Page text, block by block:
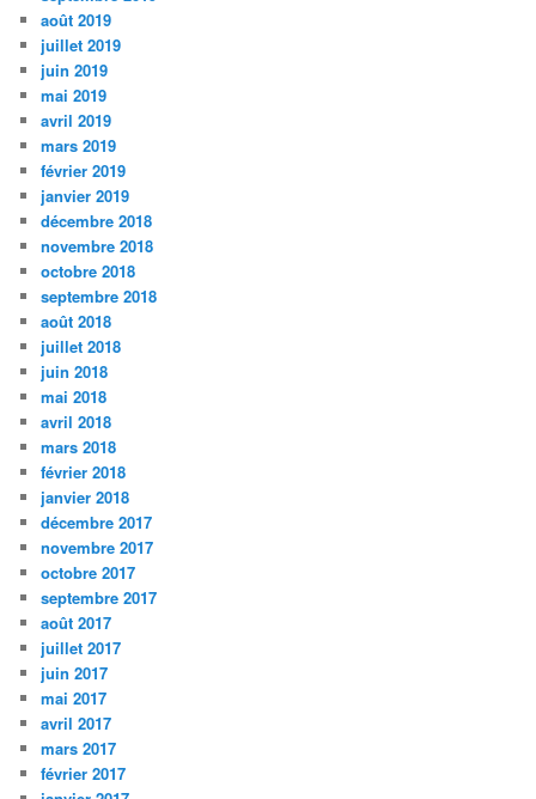
août 2019
juillet 2019
juin 2019
mai 2019
avril 2019
mars 2019
février 2019
janvier 2019
décembre 2018
novembre 2018
octobre 2018
septembre 2018
août 2018
juillet 2018
juin 2018
mai 2018
avril 2018
mars 2018
février 2018
janvier 2018
décembre 2017
novembre 2017
octobre 2017
septembre 2017
août 2017
juillet 2017
juin 2017
mai 2017
avril 2017
mars 2017
février 2017